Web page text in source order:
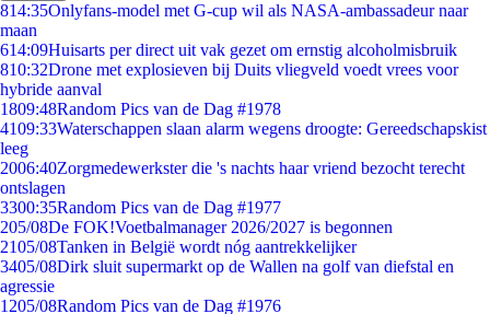
814:35Onlyfans-model met G-cup wil als NASA-ambassadeur naar
maan
614:09Huisarts per direct uit vak gezet om ernstig alcoholmisbruik
810:32Drone met explosieven bij Duits vliegveld voedt vrees voor
hybride aanval
1809:48Random Pics van de Dag #1978
4109:33Waterschappen slaan alarm wegens droogte: Gereedschapskist
leeg
2006:40Zorgmedewerkster die 's nachts haar vriend bezocht terecht
ontslagen
3300:35Random Pics van de Dag #1977
205/08De FOK!Voetbalmanager 2026/2027 is begonnen
2105/08Tanken in België wordt nóg aantrekkelijker
3405/08Dirk sluit supermarkt op de Wallen na golf van diefstal en
agressie
1205/08Random Pics van de Dag #1976